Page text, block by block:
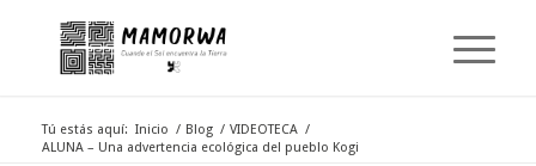
Tú estás aquí: Inicio / Blog / VIDEOTECA /
ALUNA – Una advertencia ecológica del pueblo Kogi